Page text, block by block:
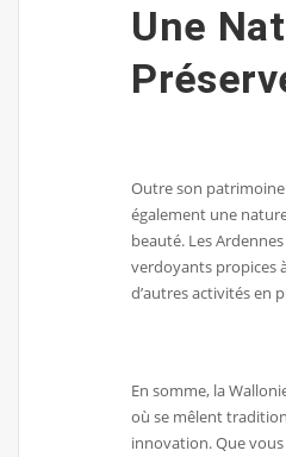
Une
Outre son
également une
beauté. Les
verdoyants propices
d’autres activités en
En somme, la
où se mêlent
innovation. Que